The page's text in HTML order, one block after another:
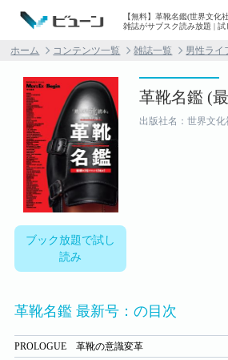
【無料】革靴名鑑(世界文化
雑誌がサブスク読み放題 |
ホーム コンテンツ一覧 雑誌一覧 男性ライ
ブック放題で試し
読み
革靴名鑑 (
出版社名：世界文化
革靴名鑑 最新号：の目次
PROLOGUE 革靴の意識変革